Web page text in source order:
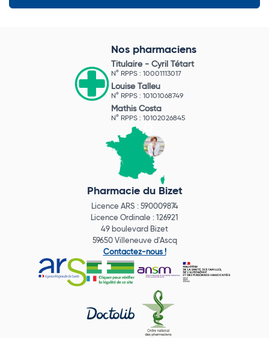
Nos pharmaciens
Titulaire - Cyril Tétart
N° RPPS : 10001113017
Louise Talleu
N° RPPS : 10101068749
Mathis Costa
N° RPPS : 10102026845
Pharmacie du Bizet
Licence ARS : 590009874
Licence Ordinale : 126921
49 boulevard Bizet
59650 Villeneuve d'Ascq
Contactez-nous !